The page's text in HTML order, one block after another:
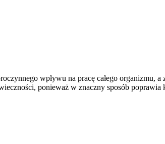
wpływu na pracę całego organizmu, a
ponieważ w znaczny sposób